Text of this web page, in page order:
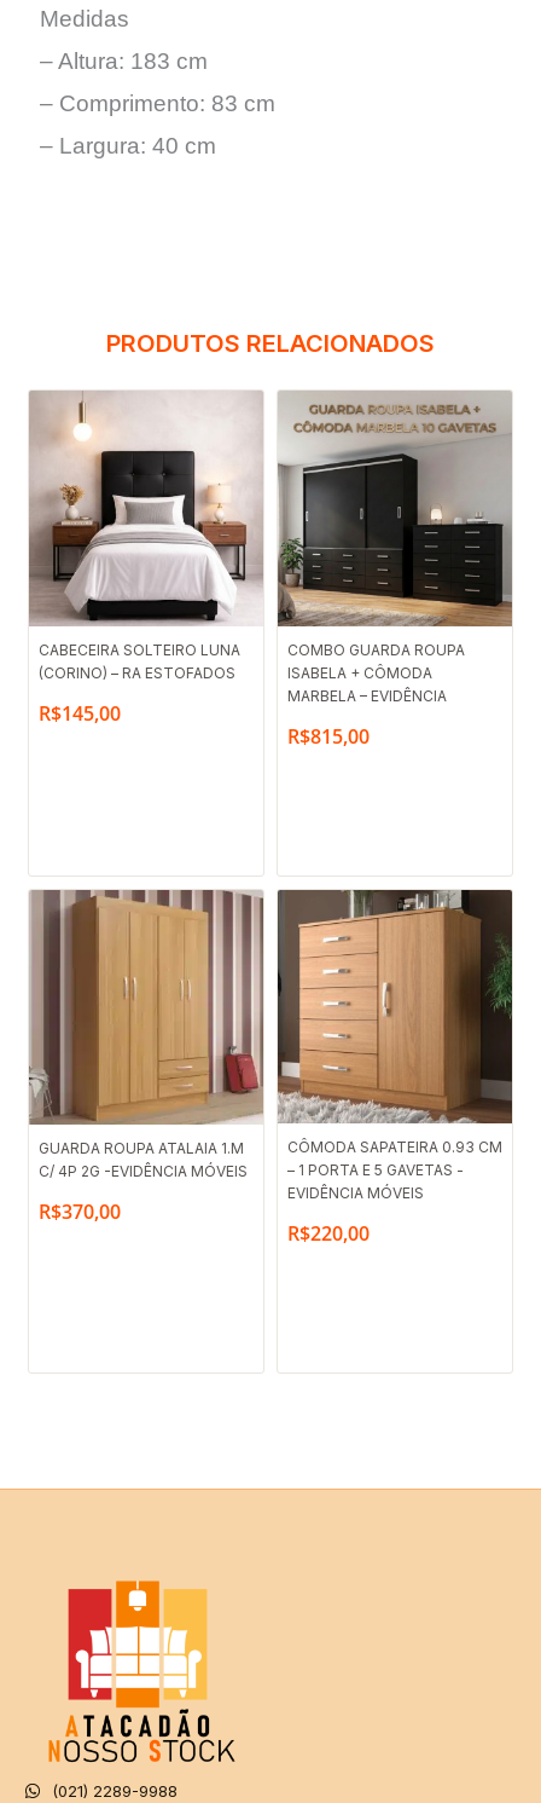
Medidas
– Altura: 183 cm
– Comprimento: 83 cm
– Largura: 40 cm
PRODUTOS RELACIONADOS
CABECEIRA SOLTEIRO LUNA
(CORINO) – RA ESTOFADOS
R$145,00
COMBO GUARDA ROUPA
ISABELA + CÔMODA
MARBELA – EVIDÊNCIA
R$815,00
GUARDA ROUPA ATALAIA 1.M
C/ 4P 2G -EVIDÊNCIA MÓVEIS
R$370,00
CÔMODA SAPATEIRA 0.93 CM
– 1 PORTA E 5 GAVETAS -
EVIDÊNCIA MÓVEIS
R$220,00
(021) 2289-9988